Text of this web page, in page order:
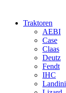
Traktoren
AEBI
Case
Claas
Deutz
Fendt
IHC
Landini